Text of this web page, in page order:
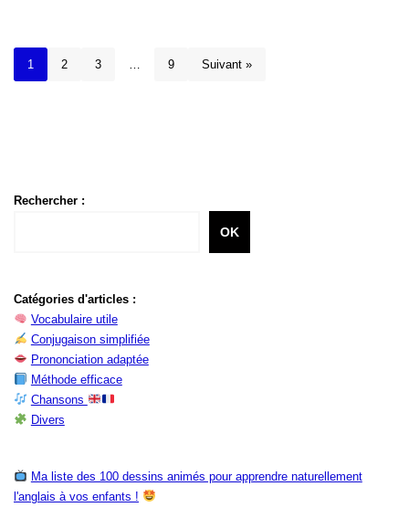
1 2 3 9 Suivant »
Rechercher :
OK
Catégories d'articles :
Vocabulaire utile
Conjugaison simplifiée
Prononciation adaptée
Méthode efficace
Chansons
Divers
Ma liste des 100 dessins animés pour apprendre naturellement
l'anglais à vos enfants !